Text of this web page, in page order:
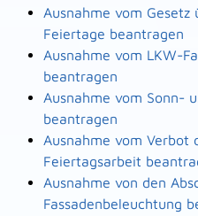
Ausnahme vom
Feiertage beantragen
Ausnahme vom LKW-
beantragen
Ausnahme vom Sonn-
beantragen
Ausnahme vom Verbot
Feiertagsarbeit
Ausnahme von den
Fassadenbeleuchtung